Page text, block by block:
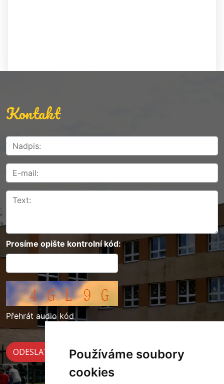
Používáme soubory
cookies
Kontakt
Prosíme opište kontrolní kód:
Přehrát audio kód